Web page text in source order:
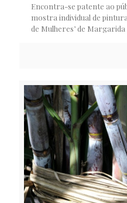
Encontra-se patente ao
mostra individual de
de Mulheres’ de Margarida